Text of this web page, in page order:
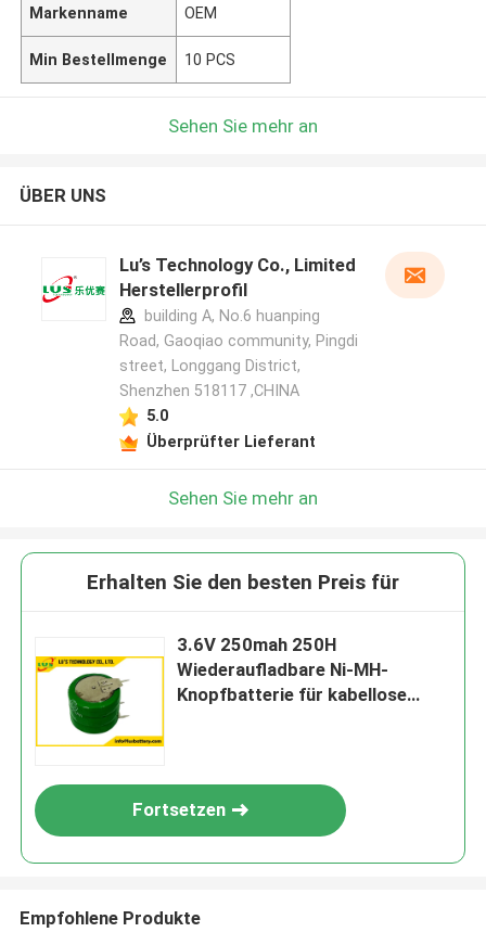
Markenname OEM
Min Bestellmenge 10 PCS
Sehen Sie mehr an
ÜBER UNS
Lu’s Technology Co., Limited
Herstellerprofil
building A, No.6 huanping
Road, Gaoqiao community, Pingdi
street, Longgang District,
Shenzhen 518117 ,CHINA
5.0
Überprüfter Lieferant
Sehen Sie mehr an
Erhalten Sie den besten Preis für
3.6V 250mah 250H
Wiederaufladbare Ni-MH-
Knopfbatterie für kabellose
Fortsetzen
Empfohlene Produkte